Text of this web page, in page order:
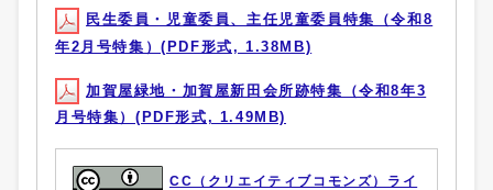
民生委員・児童委員、主任児童委員特集（令和8
年2月号特集）(PDF形式, 1.38MB)
加賀屋緑地・加賀屋新田会所跡特集（令和8年3
月号特集）(PDF形式, 1.49MB)
CC（クリエイティブコモンズ）ライ